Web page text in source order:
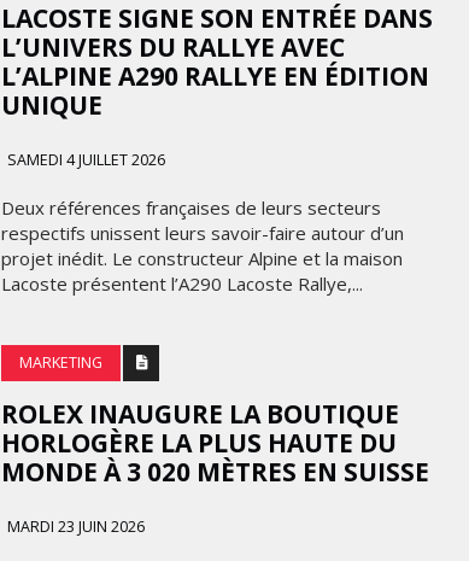
LACOSTE SIGNE SON ENTRÉE DANS
L’UNIVERS DU RALLYE AVEC
L’ALPINE A290 RALLYE EN ÉDITION
UNIQUE
SAMEDI 4 JUILLET 2026
Deux références françaises de leurs secteurs
respectifs unissent leurs savoir-faire autour d’un
projet inédit. Le constructeur Alpine et la maison
Lacoste présentent l’A290 Lacoste Rallye,...
MARKETING
ROLEX INAUGURE LA BOUTIQUE
HORLOGÈRE LA PLUS HAUTE DU
MONDE À 3 020 MÈTRES EN SUISSE
MARDI 23 JUIN 2026